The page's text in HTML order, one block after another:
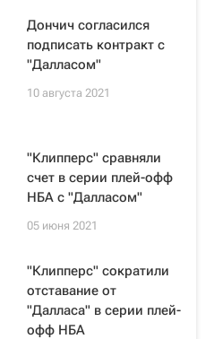
Дончич согласился
подписать контракт с
"Далласом"
10 августа 2021
"Клипперс" сравняли
счет в серии плей-офф
НБА с "Далласом"
05 июня 2021
"Клипперс" сократили
отставание от
"Далласа" в серии плей-
офф НБА